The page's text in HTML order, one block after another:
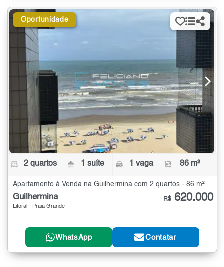
Oportunidade
2 quartos 1 suíte 1 vaga 86 m²
Apartamento à Venda na Guilhermina com 2 quartos - 86 m²
Guilhermina
Litoral - Praia Grande
R$ 620.000
WhatsApp Contatar